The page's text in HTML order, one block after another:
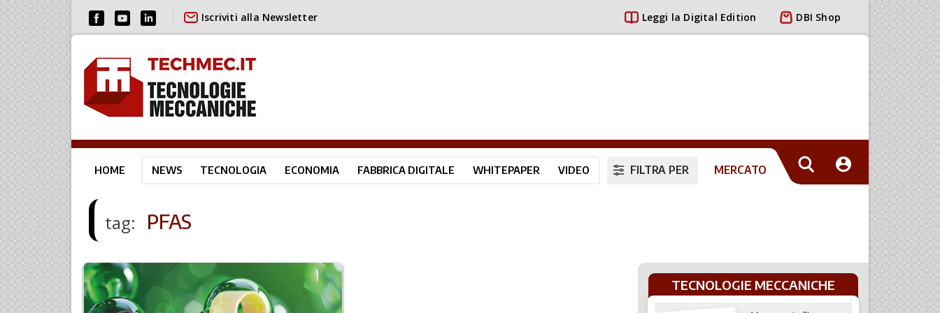
Iscriviti alla Newsletter Leggi la Digital Edition DBI Shop
HOME NEWS TECNOLOGIA ECONOMIA FABBRICA DIGITALE WHITEPAPER VIDEO FILTRA PER MERCATO
tag: PFAS
TECNOLOGIE MECCANICHE